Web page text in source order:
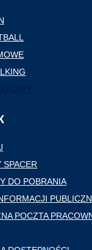
SPACER
DO POBRANIA
POCZTA